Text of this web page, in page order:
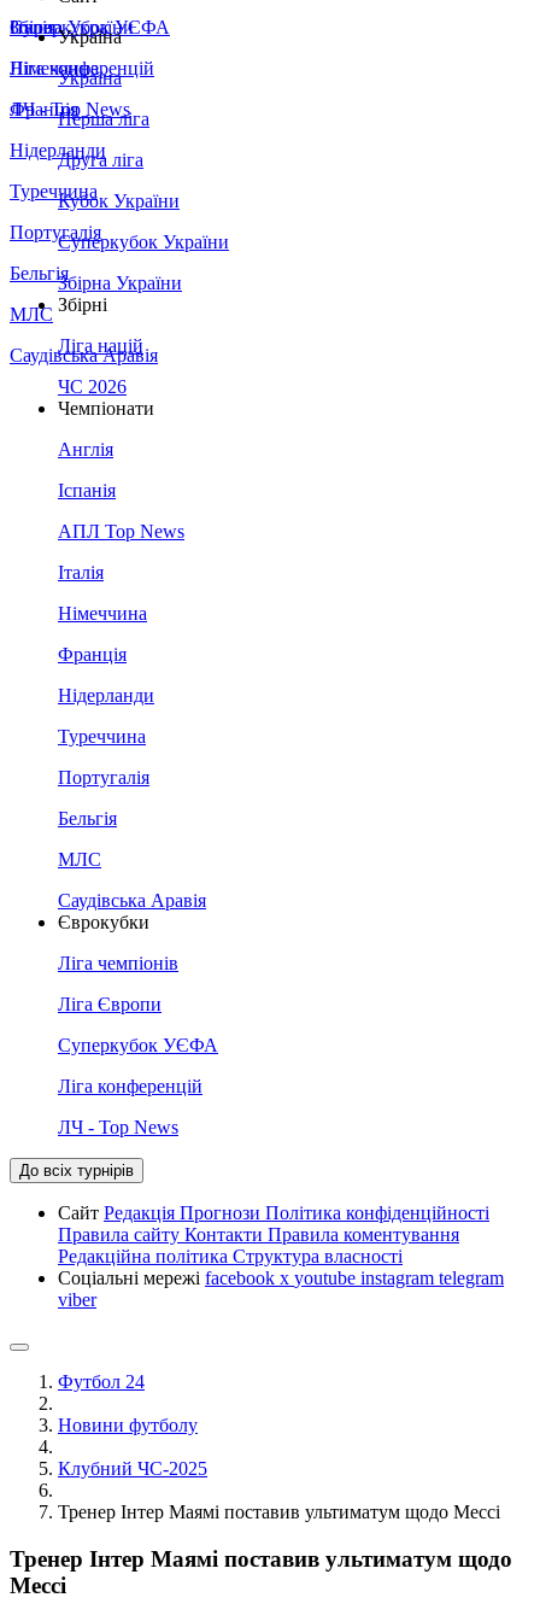
Збірна України
Італія
Німеччина
Франція
Нідерланди
Туреччина
Португалія
Бельгія
МЛС
Саудівська Аравія
Суперкубок УЄФА
Ліга конференцій
ЛЧ - Top News
Україна
Україна
Перша ліга
Друга ліга
Кубок України
Суперкубок України
Збірна України
Збірні
Ліга націй
ЧС 2026
Чемпіонати
Англія
Іспанія
АПЛ Top News
Італія
Німеччина
Франція
Нідерланди
Туреччина
Португалія
Бельгія
МЛС
Саудівська Аравія
Єврокубки
Ліга чемпіонів
Ліга Європи
Суперкубок УЄФА
Ліга конференцій
ЛЧ - Top News
До всіх турнірів
Сайт Редакція Прогнози Політика конфіденційності
Правила сайту Контакти Правила коментування
Редакційна політика Структура власності
Соціальні мережі facebook x youtube instagram telegram
viber
Футбол 24
Новини футболу
Клубний ЧС-2025
Тренер Інтер Маямі поставив ультиматум щодо Мессі
Тренер Інтер Маямі поставив ультиматум щодо
Мессі